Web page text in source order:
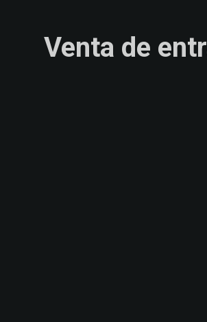
Venta de